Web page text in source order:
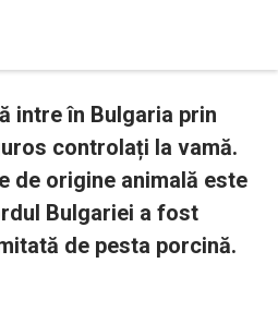
intre în Bulgaria prin
controlați la vamă.
de origine animală este
Bulgariei a fost
de pesta porcină.